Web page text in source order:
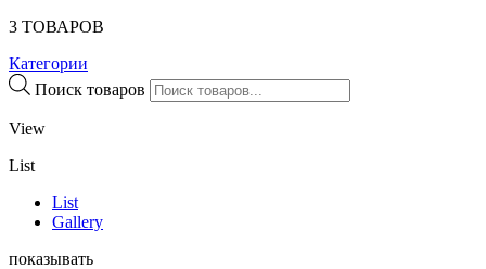
3 ТОВАРОВ
Категории
Поиск товаров
View
List
List
Gallery
показывать